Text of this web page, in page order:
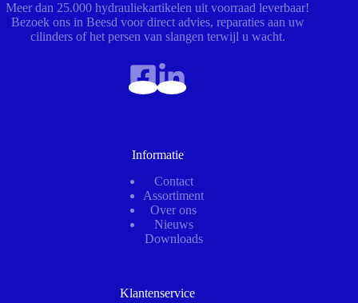
Meer dan 25.000 hydrauliekartikelen uit voorraad leverbaar!
Bezoek ons in Beesd voor direct advies, reparaties aan uw
cilinders of het persen van slangen terwijl u wacht.
Informatie
Contact
Assortiment
Over ons
Nieuws
Downloads
Klantenservice